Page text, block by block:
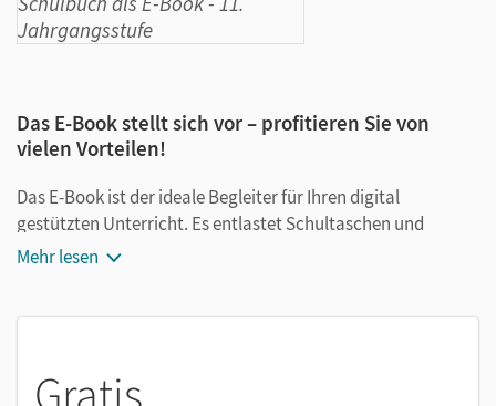
Das E-Book stellt sich vor – profitieren Sie von
vielen Vorteilen!
Das E-Book ist der ideale Begleiter für Ihren digital
gestützten Unterricht. Es entlastet Schultaschen und
Rucksäcke und ist jederzeit unkompliziert verfügbar.
Markierungen setzen
Mehr lesen
Gratis